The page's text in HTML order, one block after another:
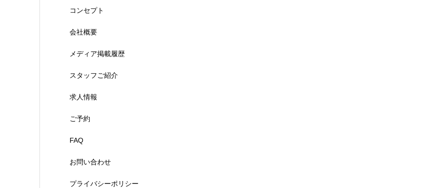
コンセプト
会社概要
メディア掲載履歴
スタッフご紹介
求人情報
ご予約
FAQ
お問い合わせ
プライバシーポリシー